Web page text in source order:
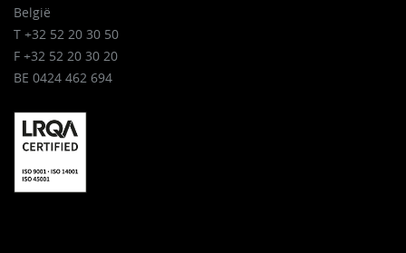
België
T +32 52 20 30 50
F +32 52 20 30 20
BE 0424 462 694